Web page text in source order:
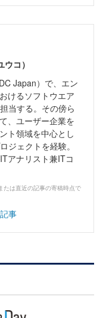
コ）
Japan）で、エン
けるソフトウエア
当する。その傍ら
、ユーザー企業を
ト領域を中心とし
ジェクトを経験。
アナリスト兼ITコ
たは直近の記事の寄稿時点で
事